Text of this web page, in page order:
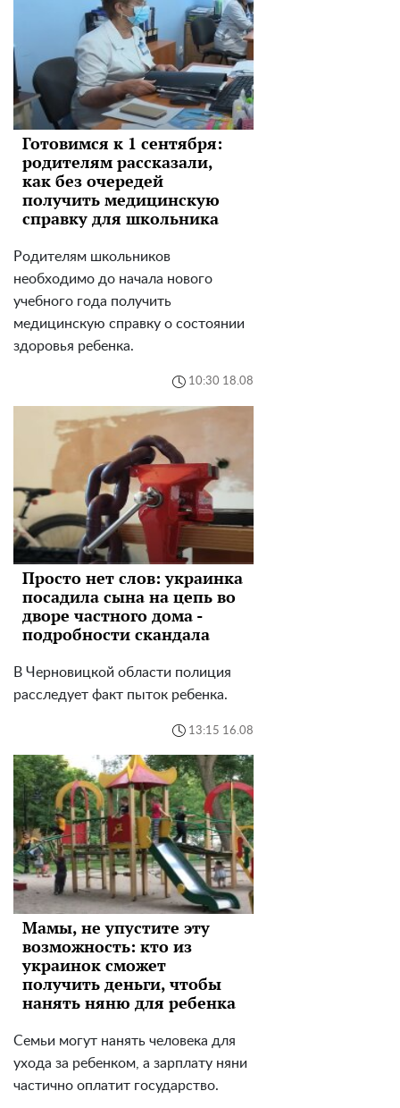
Готовимся к 1 сентября:
родителям рассказали,
как без очередей
получить медицинскую
справку для школьника
Родителям школьников
необходимо до начала нового
учебного года получить
медицинскую справку о состоянии
здоровья ребенка.
10:30 18.08
Просто нет слов: украинка
посадила сына на цепь во
дворе частного дома -
подробности скандала
В Черновицкой области полиция
расследует факт пыток ребенка.
13:15 16.08
Мамы, не упустите эту
возможность: кто из
украинок сможет
получить деньги, чтобы
нанять няню для ребенка
Семьи могут нанять человека для
ухода за ребенком, а зарплату няни
частично оплатит государство.